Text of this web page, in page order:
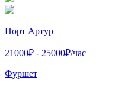
Порт Артур
21000₽ - 25000₽/час
Фуршет